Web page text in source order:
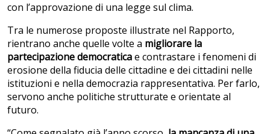
con l’approvazione di una legge sul clima.
Tra le numerose proposte illustrate nel Rapporto,
rientrano anche quelle volte a migliorare la
partecipazione democraticae contrastare i fenomeni di
erosione della fiducia delle cittadine e dei cittadini nelle
istituzioni e nella democrazia rappresentativa. Per farlo,
servono anche politiche strutturate e orientate al
futuro.